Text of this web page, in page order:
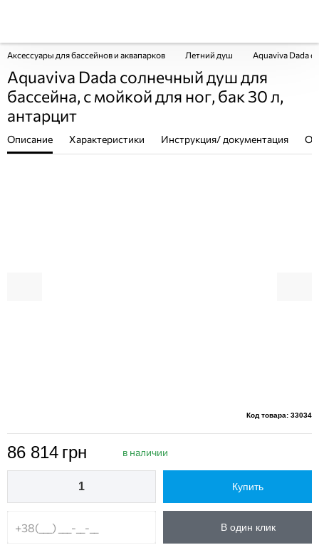
Аксессуары для бассейнов и аквапарков Летний душ Aquaviva Dada
Aquaviva Dada солнечный душ для
бассейна, с мойкой для ног, бак 30 л,
антарцит
Описание Характеристики Инструкция/ документация
Код товара: 33034
86 814 грн в наличии
Купить
В один клик